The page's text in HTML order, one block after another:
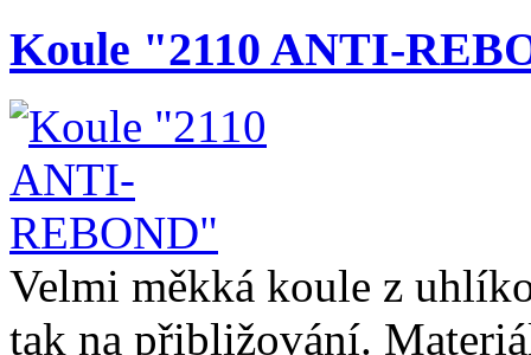
Koule "2110 ANTI-
Velmi měkká koule z
tak na přibližování.